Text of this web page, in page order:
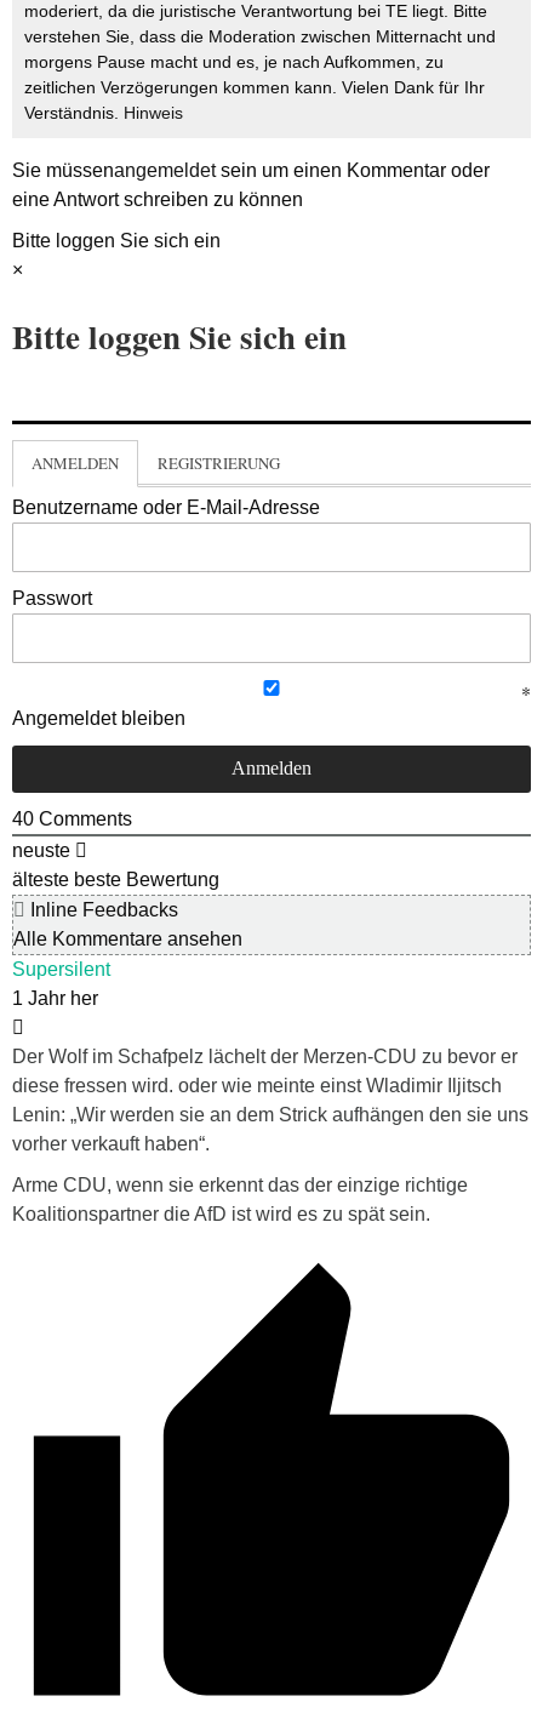
moderiert, da die juristische Verantwortung bei TE liegt. Bitte
verstehen Sie, dass die Moderation zwischen Mitternacht und
morgens Pause macht und es, je nach Aufkommen, zu
zeitlichen Verzögerungen kommen kann. Vielen Dank für Ihr
Verständnis. Hinweis
Sie müssenangemeldetsein um einen Kommentar oder
eine Antwort schreiben zu können
Bitte loggen Sie sich ein
×
Bitte loggen Sie sich ein
ANMELDEN REGISTRIERUNG
Benutzername oder E-Mail-Adresse
Passwort
Angemeldet bleiben
40 Comments
neuste
älteste beste Bewertung
Inline Feedbacks
Alle Kommentare ansehen
Supersilent
1 Jahr her
Der Wolf im Schafpelz lächelt der Merzen-CDU zu bevor er
diese fressen wird. oder wie meinte einst Wladimir Iljitsch
Lenin: „Wir werden sie an dem Strick aufhängen den sie uns
vorher verkauft haben“.
Arme CDU, wenn sie erkennt das der einzige richtige
Koalitionspartner die AfD ist wird es zu spät sein.